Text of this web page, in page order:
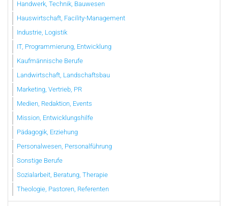
Handwerk, Technik, Bauwesen
Hauswirtschaft, Facility-Management
Industrie, Logistik
IT, Programmierung, Entwicklung
Kaufmännische Berufe
Landwirtschaft, Landschaftsbau
Marketing, Vertrieb, PR
Medien, Redaktion, Events
Mission, Entwicklungshilfe
Pädagogik, Erziehung
Personalwesen, Personalführung
Sonstige Berufe
Sozialarbeit, Beratung, Therapie
Theologie, Pastoren, Referenten